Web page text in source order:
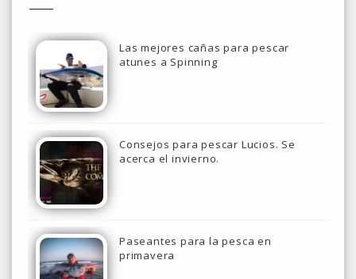
Las mejores cañas para pescar
atunes a Spinning
Consejos para pescar Lucios. Se
acerca el invierno.
Paseantes para la pesca en
primavera